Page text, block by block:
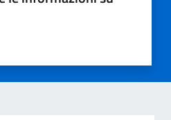
stelle su 5
su 5
5